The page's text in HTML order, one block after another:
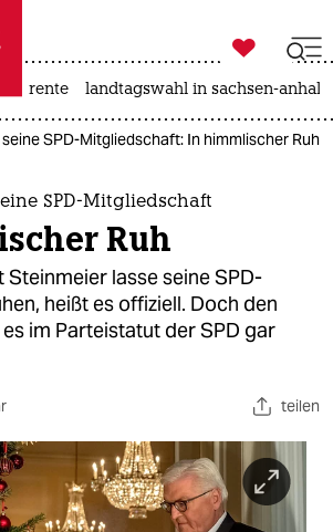
taz zahl ich
taz zahl ich

taz zahl ich
rente landtagswahl in sachsen-anhalt
SPD-Mitgliedschaft: In himmlischer Ruh
SPD-Mitgliedschaft
Ruh
lasse seine SPD-
heißt es offiziell. Doch den
im Parteistatut der SPD gar
teilen